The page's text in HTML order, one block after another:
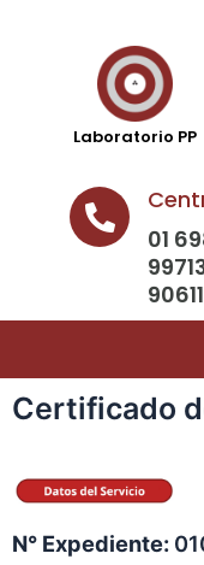
Laboratorio PP
01
Certificado
N° Expediente: